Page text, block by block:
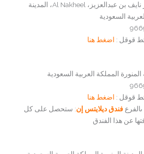
العنوان: Rd، طريق الأمير نايف بن عبدالعزيز، Al Nakheel، المدينة
قوقل : اضغط هنا
المملكة العربية السعودية
قوقل : اضغط هنا
فندق ديلايتس إن: ستحصل على كل
عن هذا الفندق